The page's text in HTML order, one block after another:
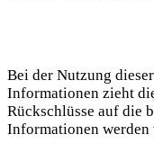
Bei der Nutzung
Informationen zieht
Rückschlüsse auf die
Informationen